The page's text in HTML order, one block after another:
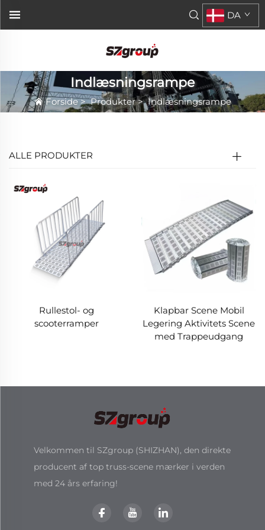
DA
Indlæsningsrampe
Forside>Produkter>Indlæsningsrampe
ALLE PRODUKTER
Rullestol- og
scooterramper
Klapbar Scene Mobil
Legering Aktivitets Scene
med Trappeudgang
Velkommen til SZgroup (SHIZHAN), den direkte
producent af top truss-scene mærker i verden
med 24 års erfaring!